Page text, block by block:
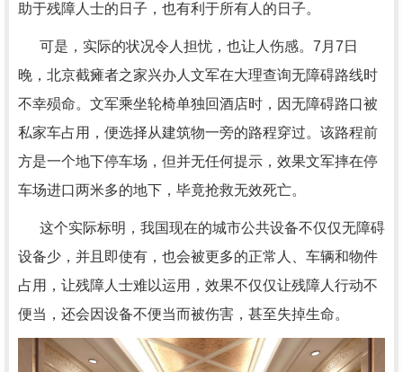
助于残障人士的日子，也有利于所有人的日子。
可是，实际的状况令人担忧，也让人伤感。7月7日
晚，北京截瘫者之家兴办人文军在大理查询无障碍路线时
不幸殒命。文军乘坐轮椅单独回酒店时，因无障碍路口被
私家车占用，便选择从建筑物一旁的路程穿过。该路程前
方是一个地下停车场，但并无任何提示，效果文军摔在停
车场进口两米多的地下，毕竟抢救无效死亡。
这个实际标明，我国现在的城市公共设备不仅仅无障碍
设备少，并且即使有，也会被更多的正常人、车辆和物件
占用，让残障人士难以运用，效果不仅仅让残障人行动不
便当，还会因设备不便当而被伤害，甚至失掉生命。